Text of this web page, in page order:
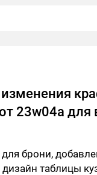
23w04a для
для брони,
таблицы